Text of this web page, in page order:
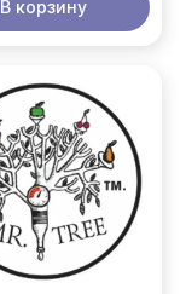
В корзину